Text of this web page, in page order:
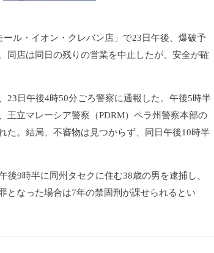
ル・イオン・クレバン店」 で23日午後、 爆破予
同店は同日の残りの営業を中止したが、 安全が確
23日午後4時50分ごろ警察に通報した。 午後5時半
王立マレーシア警察（PDRM） ペラ州警察本部の
た。結局、不審物は見つからず、
同日午後10時半
後9時半に同州タセクに住む38歳の男を逮捕し、
となった場合は7年の禁固刑が課せられるとい